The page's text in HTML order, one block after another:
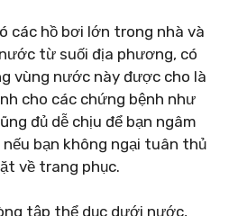
các hồ bơi lớn trong nhà và
từ suối địa phương, có
vùng nước này được cho là
cho các chứng bệnh như
đủ dễ chịu để bạn ngâm
bạn không ngại tuân thủ
về trang phục.
tập thể dục dưới nước,